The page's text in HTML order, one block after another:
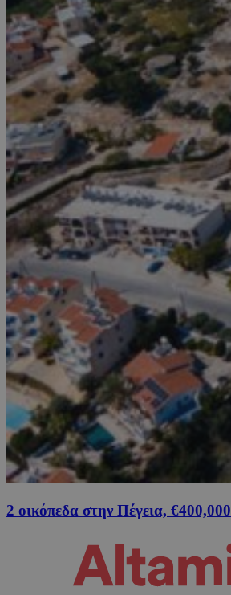
2 οικόπεδα στην Πέγεια, €400,000